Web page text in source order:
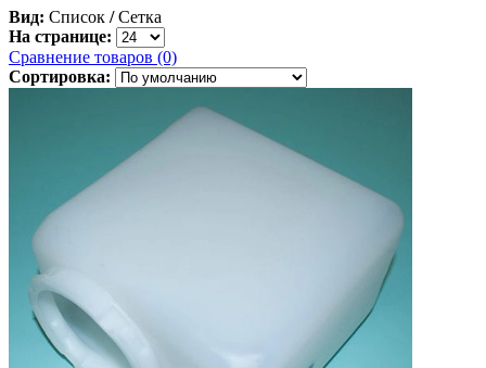
Вид: Список / Сетка
На странице:
Сравнение товаров (0)
Сортировка: